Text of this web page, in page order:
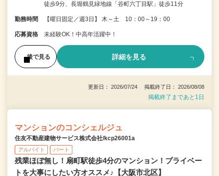
徒歩9分、長堀鶴見緑地線「谷町六丁目駅」徒歩11分
勤務時間 【曜日固定／週3日】 木～土 10：00～19：00
応募資格 未経験OK！中高年活躍中！
後で見る 詳細を見る
更新日： 2026/07/24 掲載終了日： 2026/08/08
掲載終了まであと1日
マンションのコンシェルジュ
住友不動産建物サービス株式会社/kcp26001a
アルバイト パート
残業ほぼ無し！扇町駅徒歩4分のマンション！プライベー
トを大事にしたい方オススメ♪【大阪市北区】